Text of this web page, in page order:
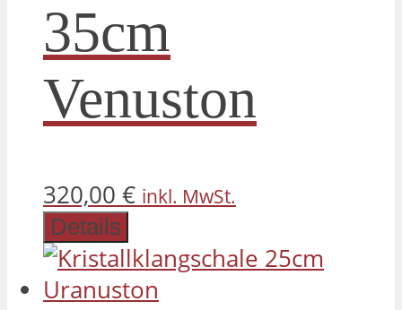
35cm
Venuston
320,00 € inkl. MwSt.
Details